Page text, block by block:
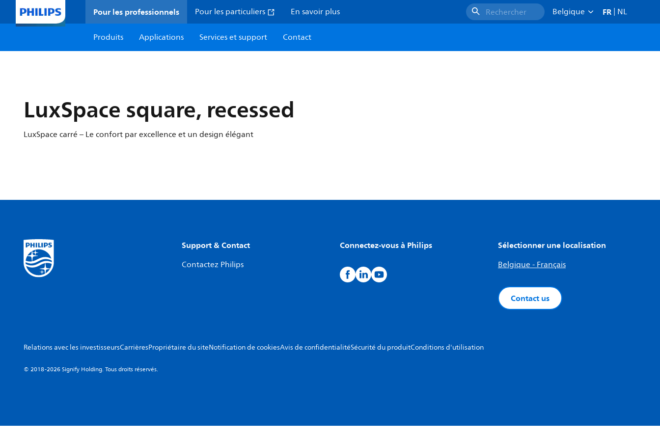
Pour les professionnels Pour les particuliers En savoir plus Rechercher Belgique FR | NL
Produits
Applications Services et support Contact
LuxSpace square, recessed
LuxSpace carré – Le confort par excellence et un design élégant
Support & Contact
Contactez Philips
Connectez-vous à Philips Sélectionner une localisation
Belgique - Français
Contact us
Relations avec les investisseursCarrièresPropriétaire du siteNotification de cookiesAvis de confidentialitéSécurité du produitConditions d'utilisation
© 2018-2026 Signify Holding. Tous droits réservés.